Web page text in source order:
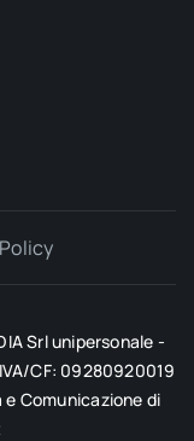
Srl unipersonale -
CF: 09280920019
Comunicazione di